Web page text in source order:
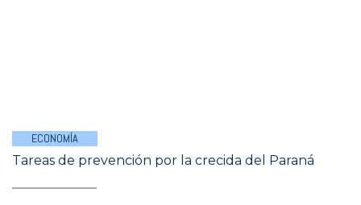
ECONOMÍA
Tareas de prevención por la crecida del Paraná